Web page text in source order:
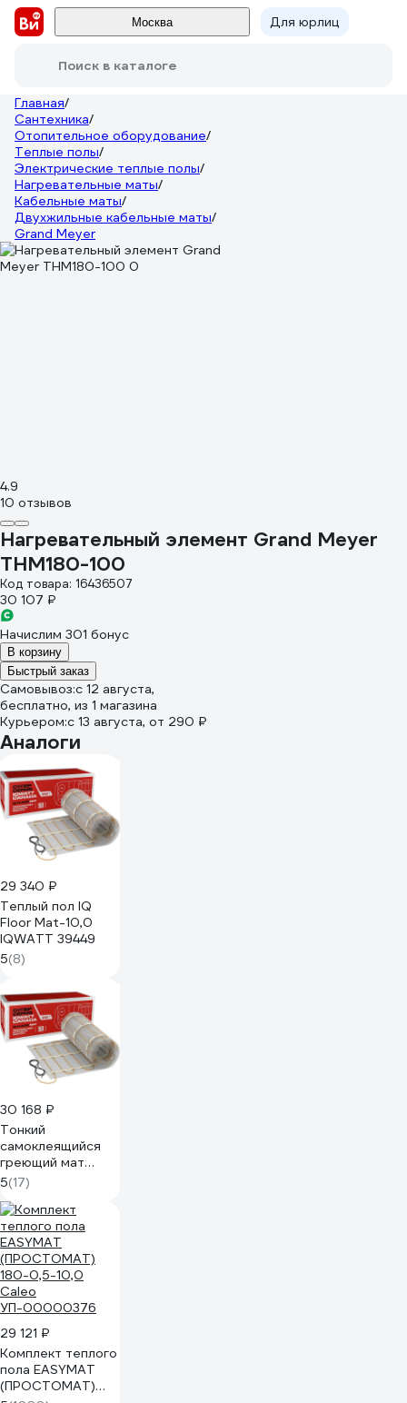
Москва Для юрлиц
Поиск в каталоге
Главная/
Сантехника/
Отопительное оборудование/
Теплые полы/
Электрические теплые полы/
Нагревательные маты/
Кабельные маты/
Двухжильные кабельные маты/
Grand Meyer
4.9
10 отзывов
Нагревательный элемент Grand Meyer
THM180-100
Код товара: 16436507
30 107 ₽
Начислим 301 бонус
В корзину
Быстрый заказ
Самовывоз:c 12 августа,
бесплатно, из 1 магазина
Курьером:c 13 августа, от 290 ₽
Аналоги
29 340 ₽
Теплый пол IQ
Floor Mat-10,0
IQWATT 39449
5(8)
30 168 ₽
Тонкий
самоклеящийся
греющий мат
IQWATT для
обогрева любых
типов напольных
покрытий IQ
FLOOR MAT 1800
Вт - 12,0 м.кв. 116
5(17)
29 121 ₽
Комплект теплого
пола EASYMAT
(ПРОСТОМАТ)